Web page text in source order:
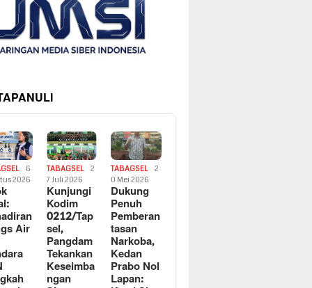
6
2026
Air
TABAGSEL
2
7 Juli 2026
Kunjungi
Kodim
0212/Tap
sel,
Pangdam
Tekankan
Keseimba
ngan
TABAGSEL
2
0 Mei 2026
Dukung
Penuh
Pemberan
tasan
Narkoba,
Kedan
Prabo Nol
Lapan: